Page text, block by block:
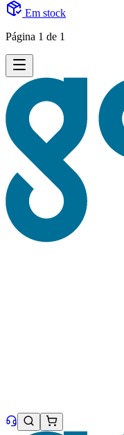
Em stock
Página 1 de 1